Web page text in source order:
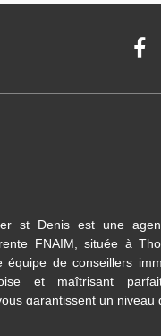
st Denis est une
FNAIM, située à
équipe de conseillers
et maîtrisant
garantissent un niveau